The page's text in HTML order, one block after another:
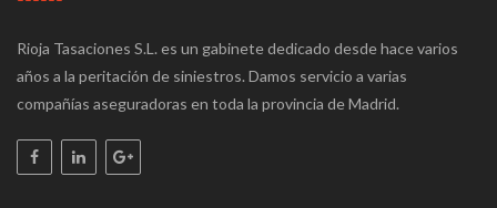
Rioja Tasaciones S.L. es un gabinete dedicado desde hace varios
años a la peritación de siniestros. Damos servicio a varias
compañías aseguradoras en toda la provincia de Madrid.